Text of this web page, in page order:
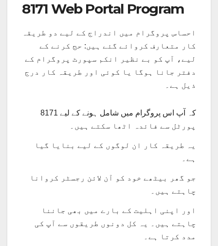
8171 Web Portal Program
احساس پروگرام میں اندراج کے لیے دو طریقہ
کار متعارف کروائے گئے ہیں: حج کرنے کے
لیے، آپ کو بے نظیر انکم سپورٹ پروگرام کے
دفتر جانا ہوگا یا کوئی اور طریقہ کار درج
ذیل ہے۔
کہ آپ اس پروگرام میں شامل ہونے کے لیے 8171
پورٹل سے فائدہ اٹھا سکتے ہیں۔
یہ طریقہ کار ان لوگوں کے لیے بنایا گیا
ہے۔
چاہتے ہیں۔
اور اپنی اہلیت کے بارے میں بھی جاننا
چاہتے ہیں۔ یہ کل دونوں طریقوں سے آپ کی
مدد کرتا ہے۔